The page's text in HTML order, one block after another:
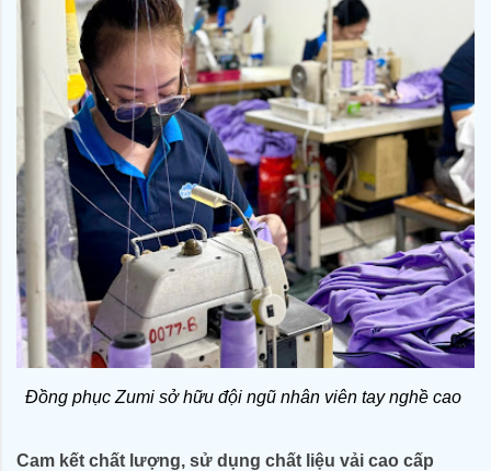
Đồng phục Zumi sở hữu đội ngũ nhân viên tay nghề cao
Cam kết chất lượng, sử dụng chất liệu vải cao cấp